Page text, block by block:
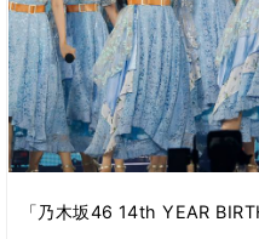
「乃木坂46 14th YEAR